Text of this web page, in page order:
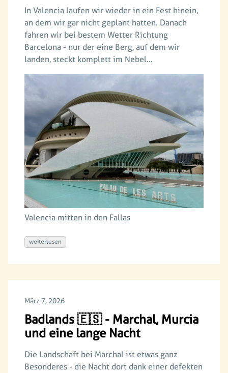
In Valencia laufen wir wieder in ein Fest hinein,
an dem wir gar nicht geplant hatten. Danach
fahren wir bei bestem Wetter Richtung
Barcelona - nur der eine Berg, auf dem wir
landen, steckt komplett im Nebel…
Valencia mitten in den Fallas
weiterlesen
März 7, 2026
Badlands 🇪🇸 - Marchal, Murcia
und eine lange Nacht
Die Landschaft bei Marchal ist etwas ganz
Besonderes - die Nacht dort dank einer defekten